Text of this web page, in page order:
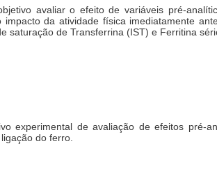
avaliar o efeito de variáveis pré-
da atividade física imediatamente
saturação de Transferrina (IST) e Ferritina
experimental de avaliação de efeitos pré-
do ferro.